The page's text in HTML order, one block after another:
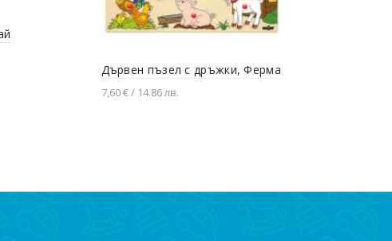
Дървен пъзел с дръжки, Ферма
7,60 € / 14.86 лв.